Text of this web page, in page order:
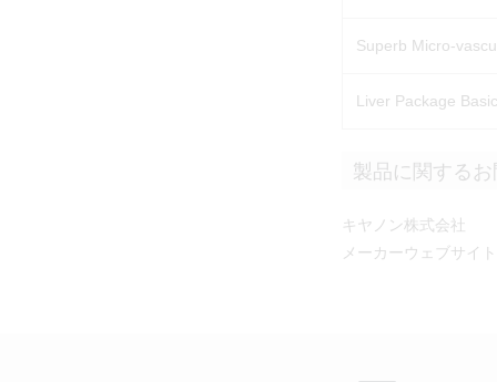
Superb Micro-
Liver Package
製品に関する
キヤノン株式会社
メーカーウェブサイ